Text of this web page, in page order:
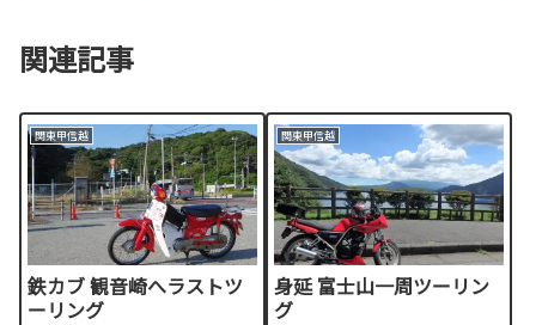
関連記事
関東甲信越
鉄カブ 観音崎へラストツ
ーリング
関東甲信越
身延 富士山一周ツーリン
グ